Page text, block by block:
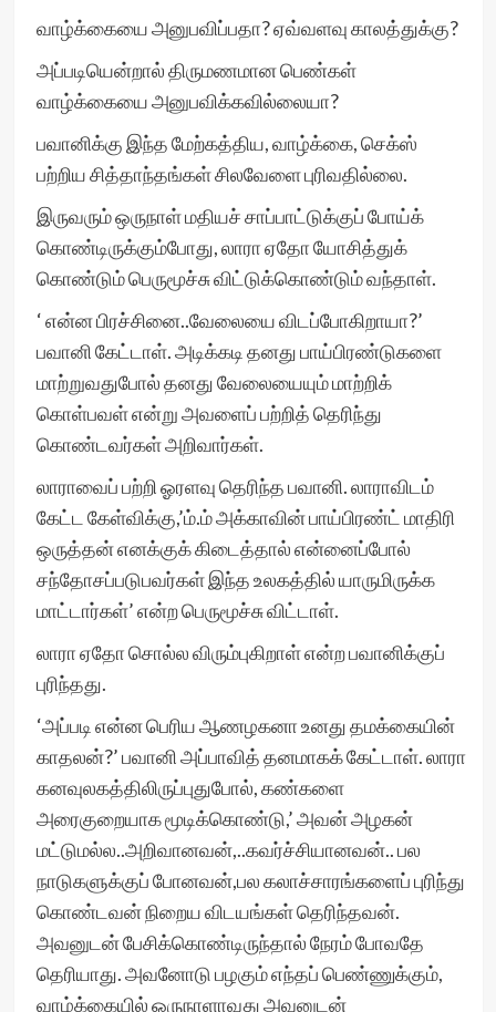
வாழ்க்கையை அனுபவிப்பதா? ஏவ்வளவு காலத்துக்கு?
அப்படியென்றால் திருமணமான பெண்கள்
வாழ்க்கையை அனுபவிக்கவில்லையா?
பவானிக்கு இந்த மேற்கத்திய, வாழ்க்கை, செக்ஸ்
பற்றிய சித்தாந்தங்கள் சிலவேளை புரிவதில்லை.
இருவரும் ஒருநாள் மதியச் சாப்பாட்டுக்குப் போய்க்
கொண்டிருக்கும்போது, லாரா ஏதோ யோசித்துக்
கொண்டும் பெருமூச்சு விட்டுக்கொண்டும் வந்தாள்.
‘ என்ன பிரச்சினை..வேலையை விடப்போகிறாயா?’
பவானி கேட்டாள். அடிக்கடி தனது பாய்பிரண்டுகளை
மாற்றுவதுபோல் தனது வேலையையும் மாற்றிக்
கொள்பவள் என்று அவளைப் பற்றித் தெரிந்து
கொண்டவர்கள் அறிவார்கள்.
லாராவைப் பற்றி ஓரளவு தெரிந்த பவானி. லாராவிடம்
கேட்ட கேள்விக்கு,’ம்.ம் அக்காவின் பாய்பிரண்ட் மாதிரி
ஒருத்தன் எனக்குக் கிடைத்தால் என்னைப்போல்
சந்தோசப்படுபவர்கள் இந்த உலகத்தில் யாருமிருக்க
மாட்டார்கள்’ என்ற பெருமூச்சு விட்டாள்.
லாரா ஏதோ சொல்ல விரும்புகிறாள் என்ற பவானிக்குப்
புரிந்தது.
‘அப்படி என்ன பெரிய ஆணழகனா உனது தமக்கையின்
காதலன்?’ பவானி அப்பாவித் தனமாகக் கேட்டாள். லாரா
கனவுலகத்திலிருப்புதுபோல், கண்களை
அரைகுறையாக மூடிக்கொண்டு,’ அவன் அழகன்
மட்டுமல்ல..அறிவானவன்,..கவர்ச்சியானவன்.. பல
நாடுகளுக்குப் போனவன்,பல கலாச்சாரங்களைப் புரிந்து
கொண்டவன் நிறைய விடயங்கள் தெரிந்தவன்.
அவனுடன் பேசிக்கொண்டிருந்தால் நேரம் போவதே
தெரியாது. அவனோடு பழகும் எந்தப் பெண்ணுக்கும்,
வாழ்க்கையில் ஒருநாளாவது அவனுடன்